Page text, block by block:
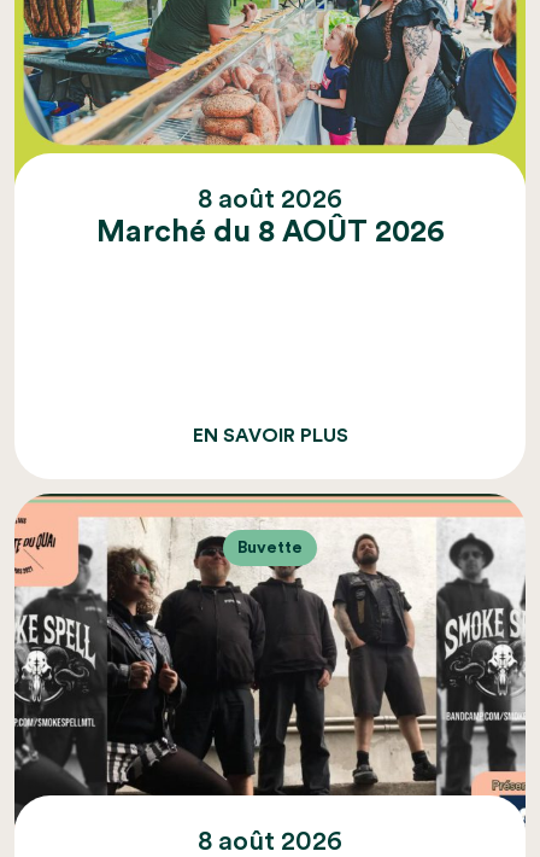
8 août 2026
Marché du 8 AOÛT 2026
EN SAVOIR PLUS
Buvette
8 août 2026